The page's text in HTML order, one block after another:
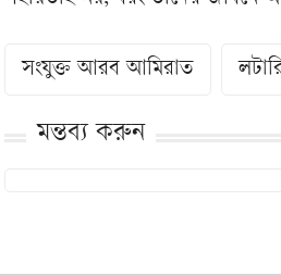
সংযুক্ত আরব আমিরাত
মন্তব্য করুন